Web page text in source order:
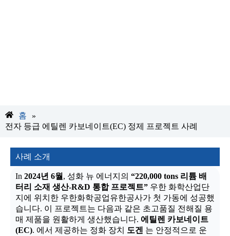
홈
»
전자 등급 에틸렌 카보네이트(EC) 정제 프로젝트 사례
사례 소개
In 2024년 6월 , 성화 뉴 에너지의 “220,000 tons 리튬 배
터리 소재 생산-R&D 통합 프로젝트” 우한 화학산업단
지에 위치한 우한화학공업유한공사가 첫 가동에 성공했
습니다. 이 프로젝트는 다음과 같은 초고품질 전해질 용
매 제품을 원활하게 생산했습니다. 에틸렌 카보네이트
(EC). 에서 제공하는 정화 장치 도겐 는 안정적으로 운